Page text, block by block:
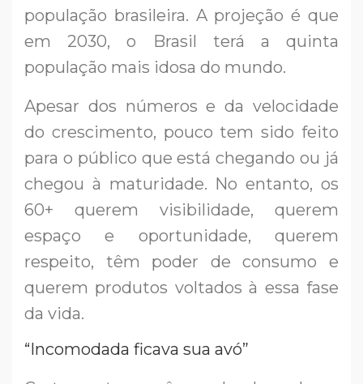
população brasileira. A projeção é que
em 2030, o Brasil terá a quinta
população mais idosa do mundo.
Apesar dos números e da velocidade
do crescimento, pouco tem sido feito
para o público que está chegando ou já
chegou à maturidade. No entanto, os
60+ querem visibilidade, querem
espaço e oportunidade, querem
respeito, têm poder de consumo e
querem produtos voltados à essa fase
da vida.
“Incomodada ficava sua avó”